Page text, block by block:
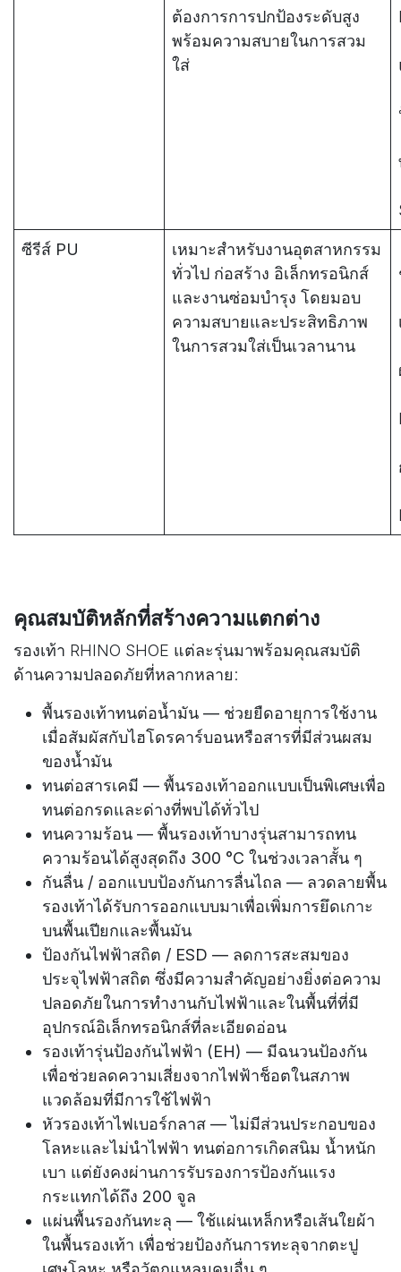
ต้องการการปกป้องระดับสูง
พร้อมความสบายในการสวม
ใส่
ซีรีส์ PU
เหมาะสำหรับงานอุตสาหกรรม
ทั่วไป ก่อสร้าง อิเล็กทรอนิกส์
และงานซ่อมบำรุง โดยมอบ
ความสบายและประสิทธิภาพ
ในการสวมใส่เป็นเวลานาน
คุณสมบัติหลักที่สร้างความแตกต่าง
รองเท้า RHINO SHOE แต่ละรุ่นมาพร้อมคุณสมบัติ
ด้านความปลอดภัยที่หลากหลาย:
พื้นรองเท้าทนต่อน้ำมัน — ช่วยยืดอายุการใช้งาน
เมื่อสัมผัสกับไฮโดรคาร์บอนหรือสารที่มีส่วนผสม
ของน้ำมัน
ทนต่อสารเคมี — พื้นรองเท้าออกแบบเป็นพิเศษเพื่อ
ทนต่อกรดและด่างที่พบได้ทั่วไป ​
ทนความร้อน — พื้นรองเท้าบางรุ่นสามารถทน
ความร้อนได้สูงสุดถึง 300 °C ในช่วงเวลาสั้น ๆ
กันลื่น / ออกแบบป้องกันการลื่นไถล — ลวดลายพื้น
รองเท้าได้รับการออกแบบมาเพื่อเพิ่มการยึดเกาะ
บนพื้นเปียกและพื้นมัน
ป้องกันไฟฟ้าสถิต / ESD — ลดการสะสมของ
ประจุไฟฟ้าสถิต ซึ่งมีความสำคัญอย่างยิ่งต่อความ
ปลอดภัยในการทำงานกับไฟฟ้าและในพื้นที่ที่มี
อุปกรณ์อิเล็กทรอนิกส์ที่ละเอียดอ่อน
รองเท้ารุ่นป้องกันไฟฟ้า (EH) — มีฉนวนป้องกัน
เพื่อช่วยลดความเสี่ยงจากไฟฟ้าช็อตในสภาพ
แวดล้อมที่มีการใช้ไฟฟ้า
หัวรองเท้าไฟเบอร์กลาส — ไม่มีส่วนประกอบของ
โลหะและไม่นำไฟฟ้า ทนต่อการเกิดสนิม น้ำหนัก
เบา แต่ยังคงผ่านการรับรองการป้องกันแรง
กระแทกได้ถึง 200 จูล
แผ่นพื้นรองกันทะลุ — ใช้แผ่นเหล็กหรือเส้นใยผ้า
ในพื้นรองเท้า เพื่อช่วยป้องกันการทะลุจากตะปู